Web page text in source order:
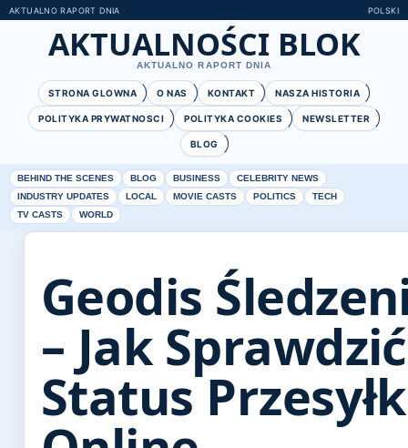
AKTUALNO RAPORT DNIA POLSKI
AKTUALNOŚCI BLOK
AKTUALNO RAPORT DNIA
STRONA GLOWNA O NAS KONTAKT NASZA HISTORIA
POLITYKA PRYWATNOSCI POLITYKA COOKIES NEWSLETTER
BLOG
BEHIND THE SCENES BLOG BUSINESS
CELEBRITY NEWS
INDUSTRY UPDATES
LOCAL MOVIE CASTS POLITICS
TECH
TV CASTS
WORLD
Geodis
– Jak Sprawdzić
Status